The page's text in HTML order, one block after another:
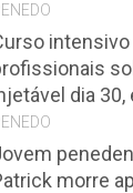
dia 30,
morre